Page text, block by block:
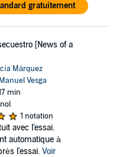
gratuitement
[News of a
Márquez
Vesga
min
1 notation
avec l'essai.
automatique à
l'essai. Voir